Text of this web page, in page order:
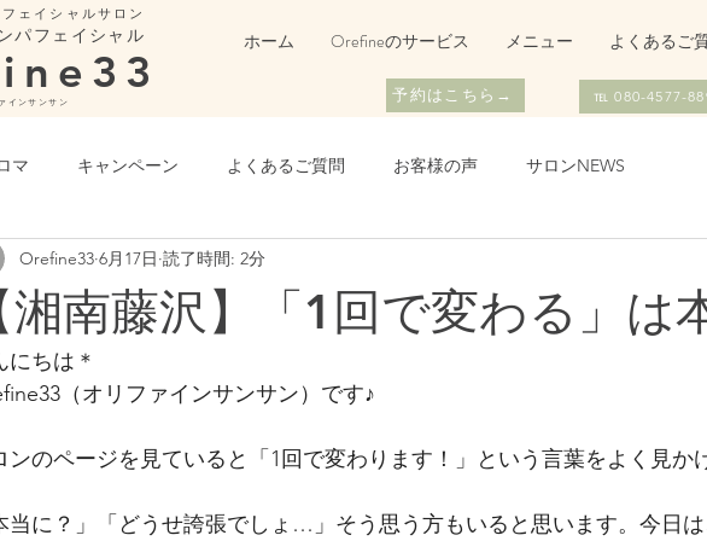
ェイシャルサロン
パフェイシャル
インサンサン
ホーム Orefineのサービス メニュー よくあるご
予約はこちら→ ℡ 080-4577-
マ キャンペーン よくあるご質問 お客様の声 サロンNEWS
湘南藤沢】「1回で変わる」は
Orefine33 6月17日 読了時間: 2分
にちは＊
（オリファインサンサン）です♪
ンのページを見ていると「1回で変わります！」という言葉をよく見か
当に？」「どうせ誇張でしょ…」そう思う方もいると思います。今日